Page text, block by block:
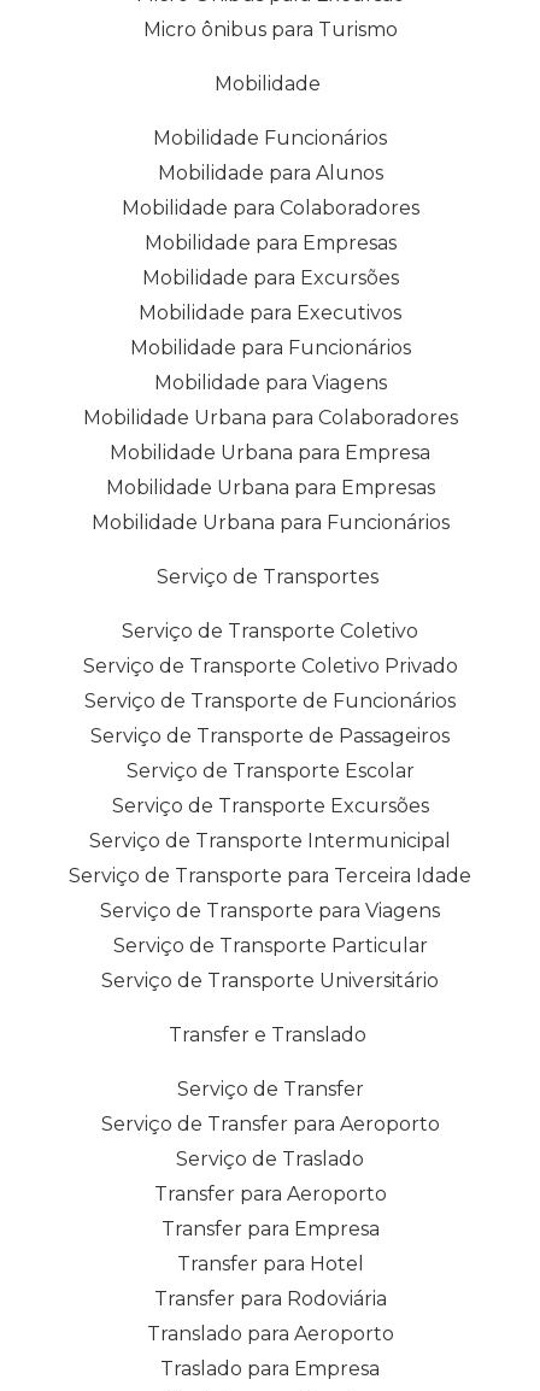
Micro ônibus para Turismo
Mobilidade
Mobilidade Funcionários
Mobilidade para Alunos
Mobilidade para Colaboradores
Mobilidade para Empresas
Mobilidade para Excursões
Mobilidade para Executivos
Mobilidade para Funcionários
Mobilidade para Viagens
Mobilidade Urbana para Colaboradores
Mobilidade Urbana para Empresa
Mobilidade Urbana para Empresas
Mobilidade Urbana para Funcionários
Serviço de Transportes
Serviço de Transporte Coletivo
Serviço de Transporte Coletivo Privado
Serviço de Transporte de Funcionários
Serviço de Transporte de Passageiros
Serviço de Transporte Escolar
Serviço de Transporte Excursões
Serviço de Transporte Intermunicipal
Serviço de Transporte para Terceira Idade
Serviço de Transporte para Viagens
Serviço de Transporte Particular
Serviço de Transporte Universitário
Transfer e Translado
Serviço de Transfer
Serviço de Transfer para Aeroporto
Serviço de Traslado
Transfer para Aeroporto
Transfer para Empresa
Transfer para Hotel
Transfer para Rodoviária
Translado para Aeroporto
Traslado para Empresa